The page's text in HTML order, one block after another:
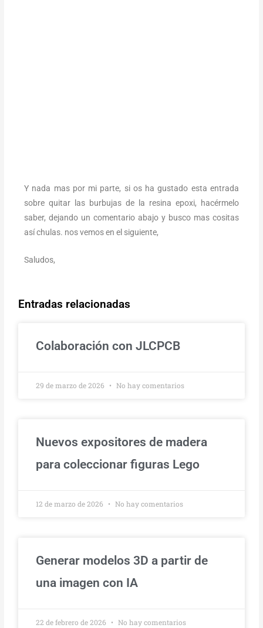
Y nada mas por mi parte, si os ha gustado esta entrada
sobre quitar las burbujas de la resina epoxi, hacérmelo
saber, dejando un comentario abajo y busco mas cositas
así chulas. nos vemos en el siguiente,
Saludos,
Entradas relacionadas
Colaboración con JLCPCB
29 de marzo de 2026 No hay comentarios
Nuevos expositores de madera
para coleccionar figuras Lego
12 de marzo de 2026 No hay comentarios
Generar modelos 3D a partir de
una imagen con IA
22 de febrero de 2026 No hay comentarios